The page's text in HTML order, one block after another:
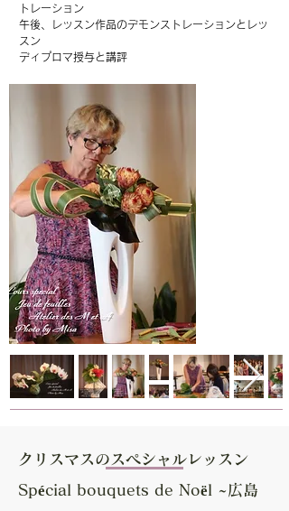
トレーション
午後、レッスン作品のデモンストレーションとレッ
スン
ディプロマ授与と講評​
クリスマスのスペシャルレッスン
Spécial bouquets de Noël ~広島